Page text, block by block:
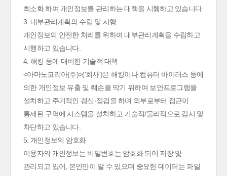
최소화 하여 개인정보를 관리하는 대책을 시행하고 있습니다.
3. 내부관리계획의 수립 및 시행
개인정보의 안전한 처리를 위하여 내부관리계획을 수립하고
시행하고 있습니다.
4. 해킹 등에 대비한 기술적 대책
<아마노코리아(주)>('회사')은 해킹이나 컴퓨터 바이러스 등에
의한 개인정보 유출 및 훼손을 막기 위하여 보안프로그램을
설치하고 주기적인 갱신·점검을 하며 외부로부터 접근이
통제된 구역에 시스템을 설치하고 기술적/물리적으로 감시 및
차단하고 있습니다.
5. 개인정보의 암호화
이용자의 개인정보는 비밀번호는 암호화 되어 저장 및
관리되고 있어, 본인만이 알 수 있으며 중요한 데이터는 파일